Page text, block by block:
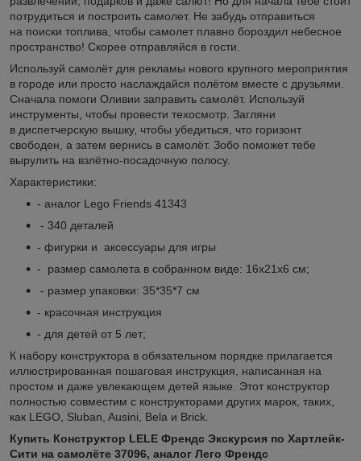
потрудиться и построить самолет. Не забудь отправиться
на поиски топлива, чтобы самолет плавно бороздил небесное
пространство! Скорее отправляйся в гости.
Используй самолёт для рекламы нового крупного мероприятия
в городе или просто наслаждайся полётом вместе с друзьями.
Сначала помоги Оливии заправить самолёт. Используй
инструменты, чтобы провести техосмотр. Загляни
в диспетчерскую вышку, чтобы убедиться, что горизонт
свободен, а затем вернись в самолёт. Зобо поможет тебе
вырулить на взлётно-посадочную полосу.
Характеристики:
- аналог Lego Friends 41343
- 340 деталей
- фигурки и аксессуары для игры
- размер самолета в собранном виде: 16х21х6 см;
- размер упаковки: 35*35*7 см
- красочная инструкция
- для детей от 5 лет;
К набору конструктора в обязательном порядке прилагается
иллюстрированная пошаговая инструкция, написанная на
простом и даже увлекающем детей языке. Этот конструктор
полностью совместим с конструкторами других марок, таких,
как LEGO, Sluban, Ausini, Bela и Brick.
Купить Конструктор LELE Френдс Экскурсия по Хартлейк-
Сити на самолёте 37096, аналог Лего Френдс